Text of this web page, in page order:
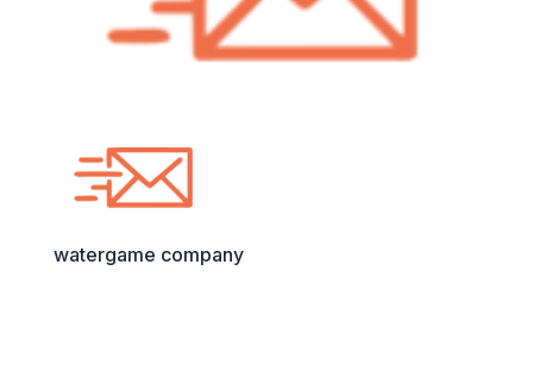
watergame company